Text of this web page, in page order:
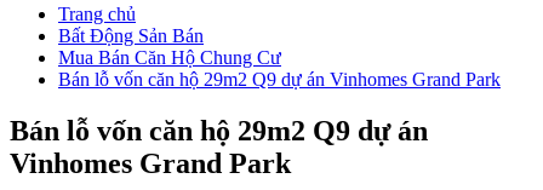
Trang chủ
Bất Động Sản Bán
Mua Bán Căn Hộ Chung Cư
Bán lỗ vốn căn hộ 29m2 Q9 dự án Vinhomes Grand Park
Bán lỗ vốn căn hộ 29m2 Q9 dự án
Vinhomes Grand Park